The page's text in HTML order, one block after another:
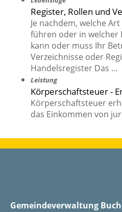
Register, Rollen und
Je nachdem, welche
führen oder in welcher
kann oder muss Ihr
Verzeichnisse oder
Handelsregister Das …
Leistung
Körperschaftsteuer -
Körperschaftsteuer
das Einkommen von
Gemeindeverwaltung